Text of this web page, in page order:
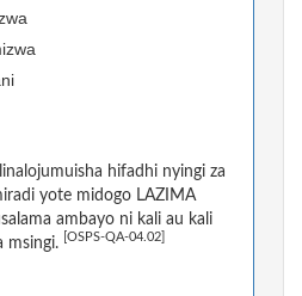
hifadhi nyingi za
yote midogo LAZIMA
ambayo ni kali au kali
msingi.
[OSPS-QA-04.02]